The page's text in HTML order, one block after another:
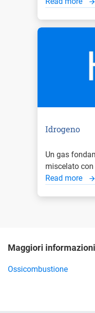
Idrogeno
Un gas
miscelato con
Read more
Maggiori informazioni
Ossicombustione